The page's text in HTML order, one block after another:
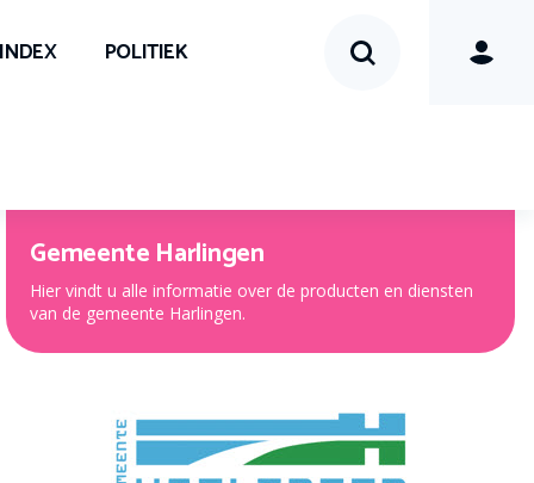
POLITIEK
Gemeente Harlingen
Hier vindt u alle informatie over de producten en diensten
van de gemeente Harlingen.